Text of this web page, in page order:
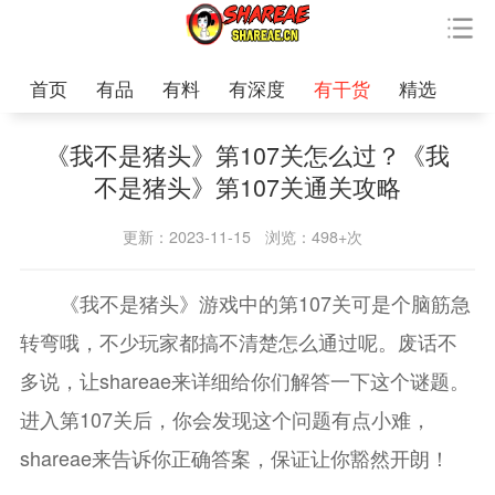
首页 有品 有料 有深度 有干货 精选
《我不是猪头》第107关怎么过？《我
不是猪头》第107关通关攻略
更新：2023-11-15 浏览：498+次
《我不是猪头》游戏中的第107关可是个脑筋急
转弯哦，不少玩家都搞不清楚怎么通过呢。废话不
多说，让shareae来详细给你们解答一下这个谜题。
进入第107关后，你会发现这个问题有点小难，
shareae来告诉你正确答案，保证让你豁然开朗！